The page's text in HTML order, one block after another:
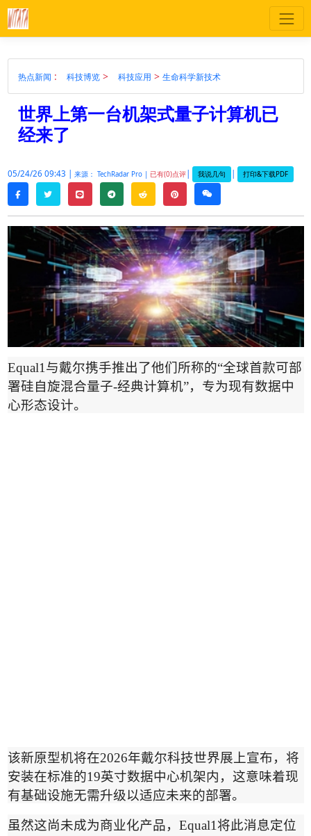
热点新闻 : 科技博览> 科技应用 > 生命科学新技术
世界上第一台机架式量子计算机已
经来了
05/24/26 09:43 | 来源： TechRadar Pro | 已有(0)点评| 我说几句 | 打印&下载PDF
facebooktwitterline telegramreddit pinterestweixin
Equal1与戴尔携手推出了他们所称的“全球首款可部
署硅自旋混合量子-经典计算机”，专为现有数据中
心形态设计。
该新原型机将在2026年戴尔科技世界展上宣布，将
安装在标准的19英寸数据中心机架内，这意味着现
有基础设施无需升级以适应未来的部署。
虽然这尚未成为商业化产品， Equal1将此消息定位